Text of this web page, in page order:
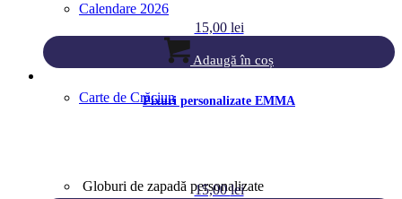
Calendare 2026
Carte de Crăciun
Globuri de zapadă personalizate
15,00 lei
Adaugă în coș
Pixuri personalizate EMMA
15,00lei